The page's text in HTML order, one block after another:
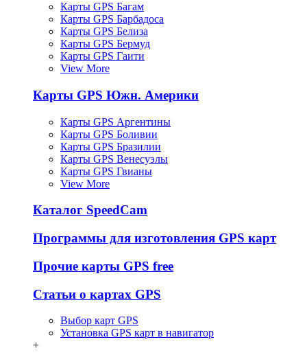
Карты GPS Багам
Карты GPS Барбадоса
Карты GPS Белиза
Карты GPS Бермуд
Карты GPS Гаити
View More
Карты GPS Южн. Америки
Карты GPS Аргентины
Карты GPS Боливии
Карты GPS Бразилии
Карты GPS Венесуэлы
Карты GPS Гвианы
View More
Каталог SpeedCam
Программы для изготовления GPS карт
Прочие карты GPS free
Статьи о картах GPS
Выбор карт GPS
Установка GPS карт в навигатор
+